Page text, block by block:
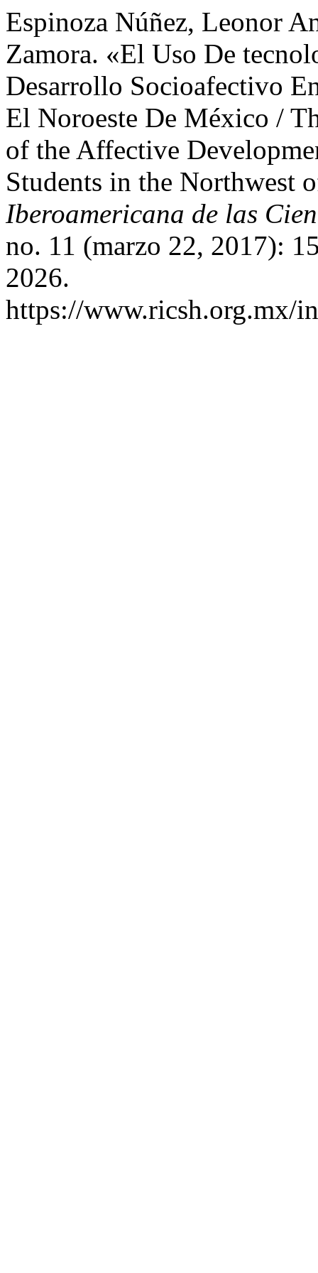
Espinoza Núñez, Leonor
Zamora. «El Uso De
Desarrollo Socioafectivo
El Noroeste De México /
of the Affective
Students in the Northwest
Iberoamericana de las
no. 11 (marzo 22, 2017):
2026.
https://www.ricsh.org.mx/